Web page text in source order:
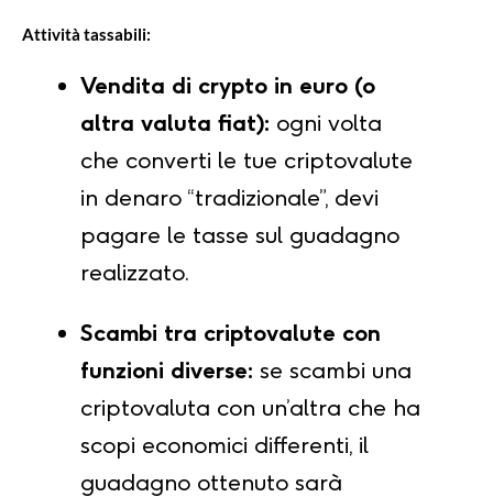
Attività tassabili:
Vendita di crypto in euro (o
altra valuta fiat): ogni volta
che converti le tue criptovalute
in denaro “tradizionale”, devi
pagare le tasse sul guadagno
realizzato.
Scambi tra criptovalute con
funzioni diverse: se scambi una
criptovaluta con un’altra che ha
scopi economici differenti, il
guadagno ottenuto sarà